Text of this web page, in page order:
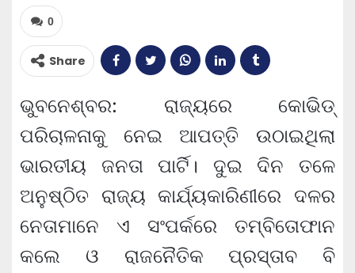
0
Share
ଭୁବନେଶ୍ବର: ରାଜ୍ୟରେ କୋଭିଡ୍‌
ପରିଚାଳନାକୁ ନେଇ ଆପତ୍ତି ଉଠାଇଥିଲା
ଭାରତୀୟ ଜନତା ପାର୍ଟି। ଦୁଇ ଦିନ ତଳେ
ଅନୁଷ୍ଠିତ ରାଜ୍ୟ କାର୍ଯ୍ୟକାରିଣୀରେ ଦଳର
ନେତାମାନେ ଏ ସଂପର୍କରେ ତମ୍ବିତୋଫାନ
କଲେ ଓ ରାଜନୈତିକ ପ୍ରସ୍ତାବ ବି